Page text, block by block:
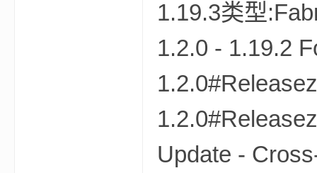
1.19.3类型
1.2.0 - 1.19.2
Update -